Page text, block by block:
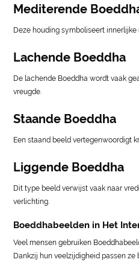
Mediterende
Deze houding symboliseert
Lachende Boeddha
De lachende Boeddha wordt vaak
vreugde.
Staande Boeddha
Een staand beeld vertegenwoordigt
Liggende Boeddha
Dit type beeld verwijst vaak naar
verlichting.
Boeddhabeelden in Het
Veel mensen gebruiken
Dankzij hun veelzijdigheid passen